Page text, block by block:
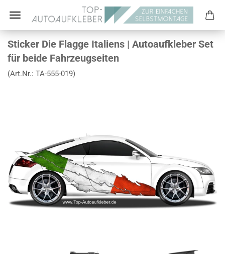
Sticker Die Flagge Italiens | Autoaufkleber Set
für beide Fahrzeugseiten
(Art.Nr.: TA-555-019)